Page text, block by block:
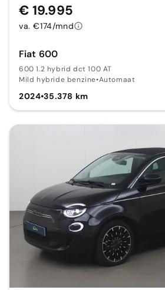
Fiat 600
600 1.2 hybrid dct 100 AT
Mild hybride benzine•Automaat
2024•35.378 km
€ 19.995
va. €174/mnd